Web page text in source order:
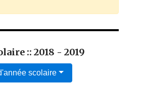
:: 2018 - 2019
scolaire